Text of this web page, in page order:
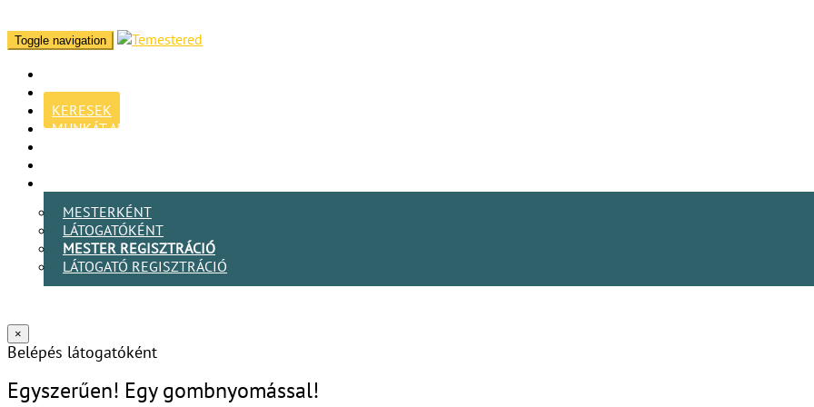
Toggle navigation
KERESEK
MUNKÁT ADOK
MESTERKÉNT
LÁTOGATÓKÉNT
MESTER REGISZTRÁCIÓ
LÁTOGATÓ REGISZTRÁCIÓ
×
Belépés látogatóként
Egyszerűen! Egy gombnyomással!